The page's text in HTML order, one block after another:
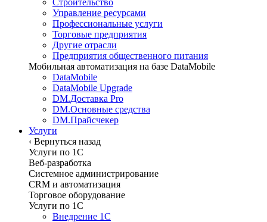
Строительство
Управление ресурсами
Профессиональные услуги
Торговые предприятия
Другие отрасли
Предприятия общественного питания
Мобильная автоматизация на базе DataMobile
DataMobile
DataMobile Upgrade
DM.Доставка Pro
DM.Основные средства
DM.Прайсчекер
Услуги
‹ Вернуться назад
Услуги по 1С
Веб-разработка
Системное администрирование
CRM и автоматизация
Торговое оборудование
Услуги по 1С
Внедрение 1С